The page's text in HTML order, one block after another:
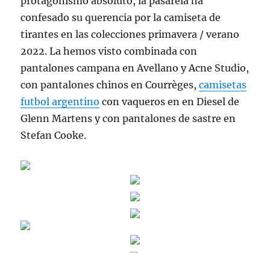
confesado su querencia por la camiseta de
tirantes en las colecciones primavera / verano
2022. La hemos visto combinada con
pantalones campana en Avellano y Acne Studio,
con pantalones chinos en Courrèges,camisetas
futbol argentino con vaqueros en en Diesel de
Glenn Martens y con pantalones de sastre en
Stefan Cooke.